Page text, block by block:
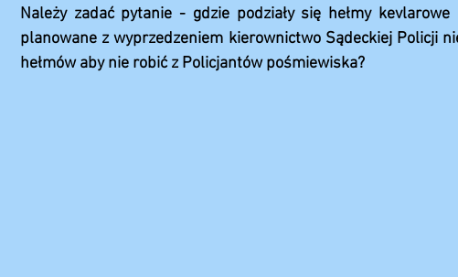
Należy zadać pytanie - gdzie podziały się hełmy
planowane z wyprzedzeniem kierownictwo Sądeckiej Policji
hełmów aby nie robić z Policjantów pośmiewiska?